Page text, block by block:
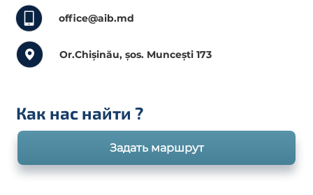
office@aib.md
Or.Chișinău, șos. Muncești 173
Как нас найти ?
Задать маршрут